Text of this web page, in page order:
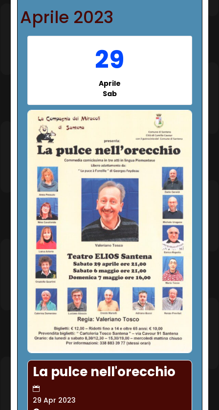
Aprile 2023
29
Aprile
Sab
La pulce nell'orecchio
29 Apr 2023